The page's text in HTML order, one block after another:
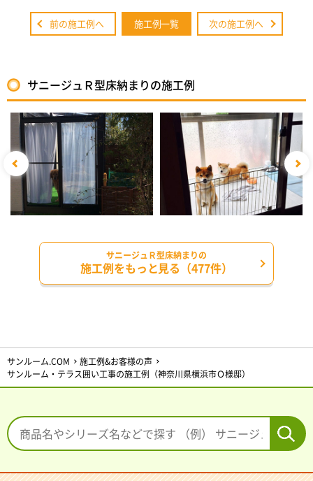
前の施工例へ 施工例一覧 次の施工例へ
サニージュＲ型床納まりの施工例
サニージュＲ型床納まりの
施工例をもっと見る（477件）
サンルーム.COM
施工例&お客様の声
サンルーム・テラス囲い工事の施工例（神奈川県横浜市Ｏ様邸）